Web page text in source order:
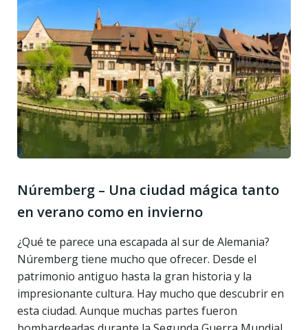
Núremberg – Una ciudad mágica tanto
en verano como en invierno
¿Qué te parece una escapada al sur de Alemania?
Núremberg tiene mucho que ofrecer. Desde el
patrimonio antiguo hasta la gran historia y la
impresionante cultura. Hay mucho que descubrir en
esta ciudad. Aunque muchas partes fueron